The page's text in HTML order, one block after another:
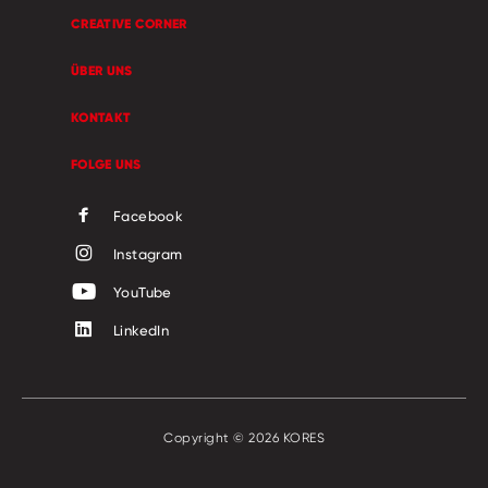
CREATIVE CORNER
ÜBER UNS
KONTAKT
FOLGE UNS
Facebook
Instagram
YouTube
LinkedIn
Copyright © 2026 KORES